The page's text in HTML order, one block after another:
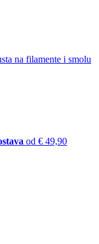
na filamente i smolu
od € 49,90